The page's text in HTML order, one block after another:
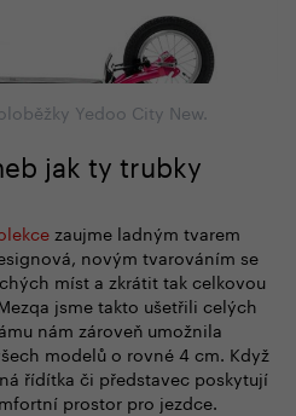
Yedoo City New.
jak ty trubky
zaujme ladným tvarem
novým tvarováním se
míst a zkrátit tak celkovou
jsme takto ušetřili celých
nám zároveň umožnila
modelů o rovné 4 cm. Když
řídítka či představec poskytují
prostor pro jezdce.